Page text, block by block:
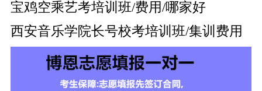
宝鸡空乘艺考培训班/费用/哪家好
西安音乐学院长号校考培训班/集训费用